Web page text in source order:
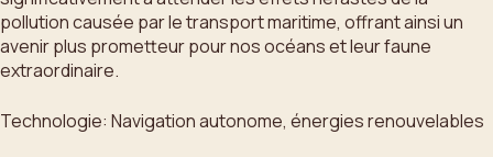
pollution causée par le transport maritime, offrant ainsi un
avenir plus prometteur pour nos océans et leur faune
extraordinaire.
Technologie: Navigation autonome, énergies renouvelables